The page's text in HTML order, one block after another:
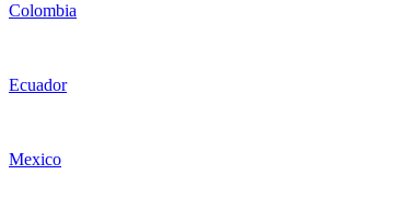
Colombia
Ecuador
Mexico